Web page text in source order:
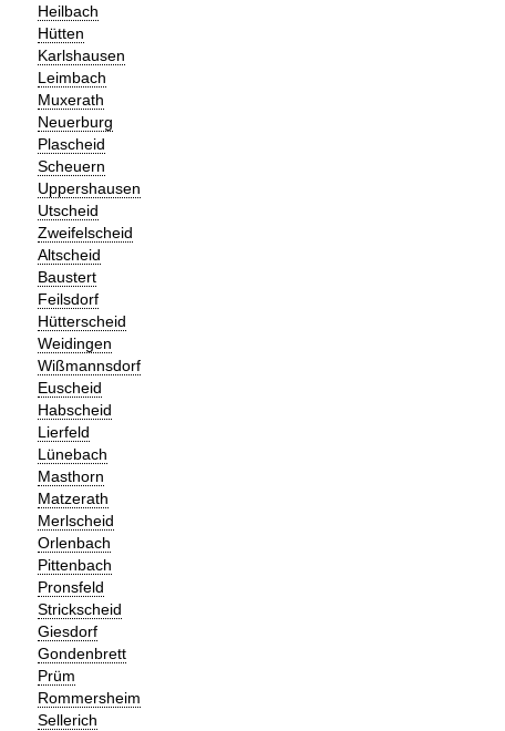
Heilbach
Hütten
Karlshausen
Leimbach
Muxerath
Neuerburg
Plascheid
Scheuern
Uppershausen
Utscheid
Zweifelscheid
Altscheid
Baustert
Feilsdorf
Hütterscheid
Weidingen
Wißmannsdorf
Euscheid
Habscheid
Lierfeld
Lünebach
Masthorn
Matzerath
Merlscheid
Orlenbach
Pittenbach
Pronsfeld
Strickscheid
Giesdorf
Gondenbrett
Prüm
Rommersheim
Sellerich